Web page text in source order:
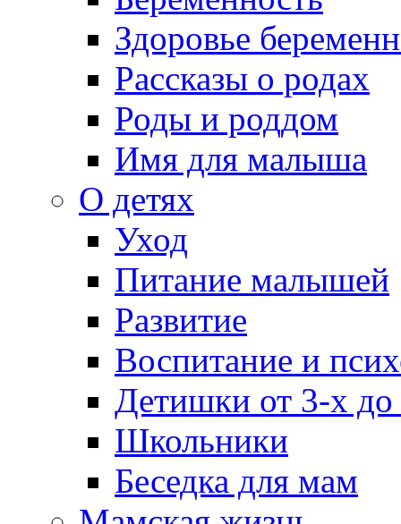
Здоровье
Рассказы о родах
Роды и роддом
Имя для малыша
О детях
Уход
Питание малышей
Развитие
Воспитание и
Детишки от 3-х
Школьники
Беседка для мам